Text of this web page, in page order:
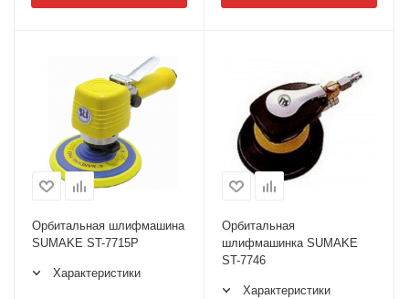
Орбитальная шлифмашина
SUMAKE ST-7715P
Характеристики
Орбитальная
шлифмашинка SUMAKE
ST-7746
Характеристики